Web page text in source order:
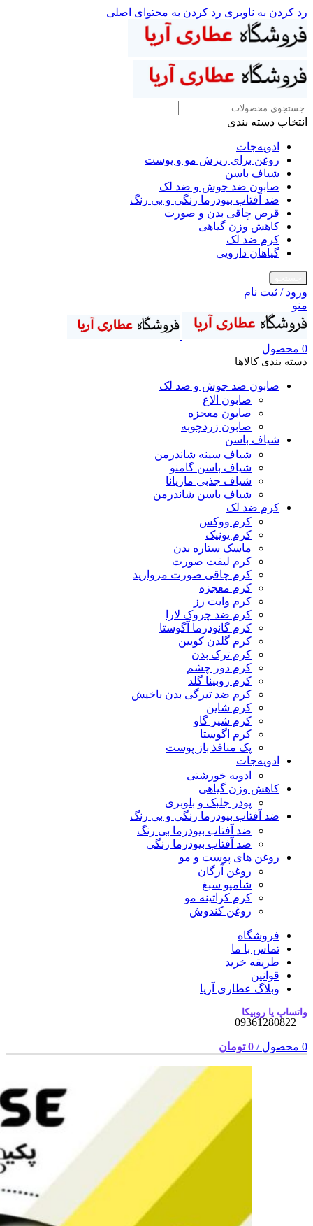
رد کردن به ناوبری رد کردن به محتوای اصلی
انتخاب دسته بندی
ادویه‌جات
روغن برای ریزش مو و پوست
شیاف باسن
صابون ضد جوش و ضد لک
ضد آفتاب بیودرما رنگی و بی رنگ
قرص چاقی بدن و صورت
کاهش وزن گیاهی
کرم ضد لک
گیاهان دارویی
ورود / ثبت نام
منو
0 محصول
دسته بندی کالاها
صابون ضد جوش و ضد لک
صابون الاغ
صابون معجزه
صابون زردچوبه
شیاف باسن
شیاف سینه شاندرمن
شیاف باسن گامنو
شیاف جذبی ماریانا
شیاف باسن شاندرمن
کرم ضد لک
کرم ووکس
کرم یونیک
ماسک ستاره بدن
کرم لیفت صورت
کرم چاقی صورت مروارید
کرم معجزه
کرم وایت رز
کرم ضد چروک لارا
کرم گانودرما آگوستا
کرم گلدن کویین
کرم ترک بدن
کرم دور چشم
کرم روبینا گلد
کرم ضد تیرگی بدن باخیش
کرم شاین
کرم شیر گاو
کرم اگوستا
پک منافذ باز پوست
ادویه‌جات
ادویه خورشتی
کاهش وزن گیاهی
پودر جلبک و بلوبری
ضد آفتاب بیودرما رنگی و بی رنگ
ضد آفتاب بیودرما بی رنگ
ضد آفتاب بیودرما رنگی
روغن های پوست و مو
روغن آرگان
شامپو سبغ
کرم کراتینه مو
روغن کندوش
فروشگاه
تماس با ما
طریقه خرید
قوانین
وبلاگ عطاری آریا
واتساپ یا روبیکا
0 محصول /
0 تومان